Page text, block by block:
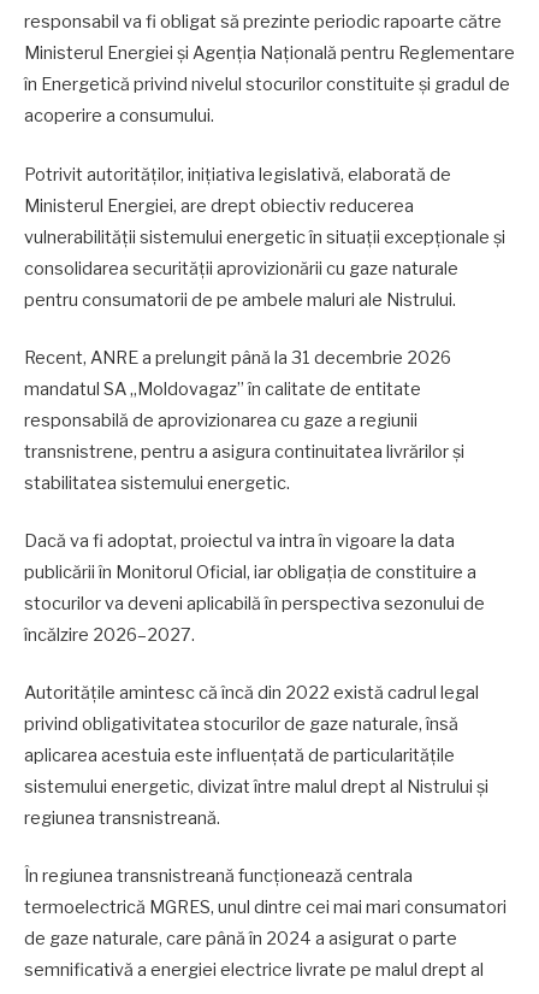
responsabil va fi obligat să prezinte periodic rapoarte către
Ministerul Energiei și Agenția Națională pentru Reglementare
în Energetică privind nivelul stocurilor constituite și gradul de
acoperire a consumului.
Potrivit autorităților, inițiativa legislativă, elaborată de
Ministerul Energiei, are drept obiectiv reducerea
vulnerabilității sistemului energetic în situații excepționale și
consolidarea securității aprovizionării cu gaze naturale
pentru consumatorii de pe ambele maluri ale Nistrului.
Recent, ANRE a prelungit până la 31 decembrie 2026
mandatul SA „Moldovagaz” în calitate de entitate
responsabilă de aprovizionarea cu gaze a regiunii
transnistrene, pentru a asigura continuitatea livrărilor și
stabilitatea sistemului energetic.
Dacă va fi adoptat, proiectul va intra în vigoare la data
publicării în Monitorul Oficial, iar obligația de constituire a
stocurilor va deveni aplicabilă în perspectiva sezonului de
încălzire 2026–2027.
Autoritățile amintesc că încă din 2022 există cadrul legal
privind obligativitatea stocurilor de gaze naturale, însă
aplicarea acestuia este influențată de particularitățile
sistemului energetic, divizat între malul drept al Nistrului și
regiunea transnistreană.
În regiunea transnistreană funcționează centrala
termoelectrică MGRES, unul dintre cei mai mari consumatori
de gaze naturale, care până în 2024 a asigurat o parte
semnificativă a energiei electrice livrate pe malul drept al